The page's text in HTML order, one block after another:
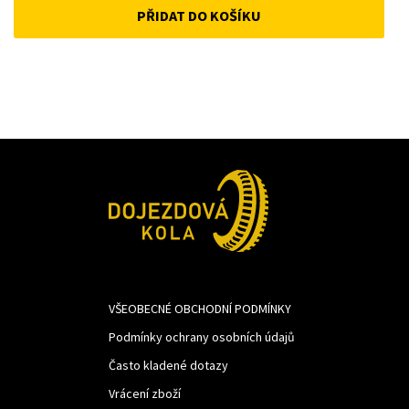
was:
is:
PŘIDAT DO KOŠÍKU
VŠEOBECNÉ OBCHODNÍ PODMÍNKY
Podmínky ochrany osobních údajů
Často kladené dotazy
Vrácení zboží